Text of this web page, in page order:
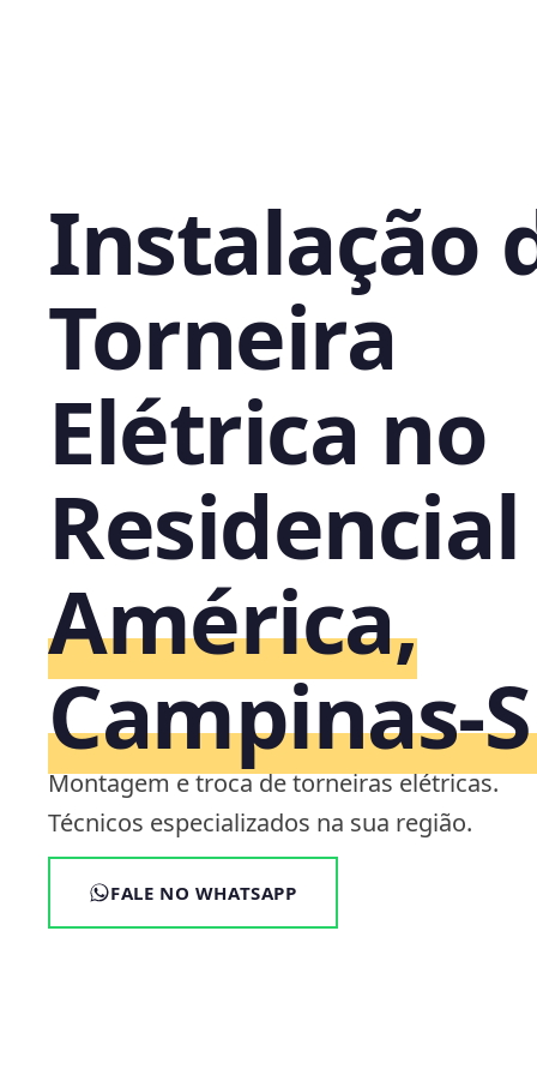
Instalação
Torneira
Elétrica no
Residencial
América,
Montagem e troca de torneiras elétricas.
Técnicos especializados na sua região.
FALE NO WHATSAPP